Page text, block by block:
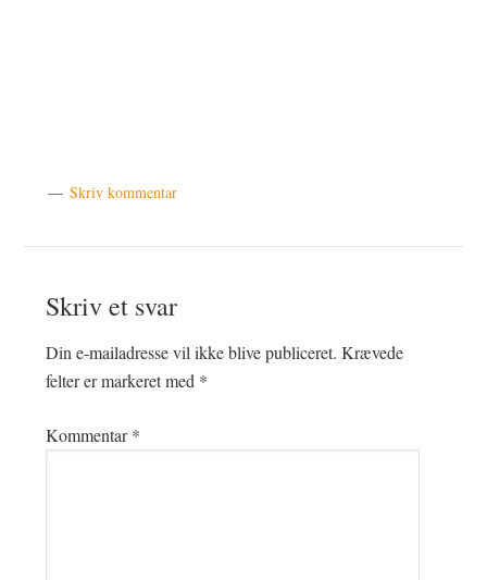
Skriv kommentar
Skriv et svar
Din e-mailadresse vil ikke blive publiceret. Krævede
felter er markeret med *
Kommentar*